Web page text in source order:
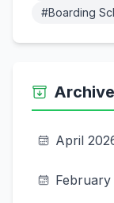
#Boarding
April
February